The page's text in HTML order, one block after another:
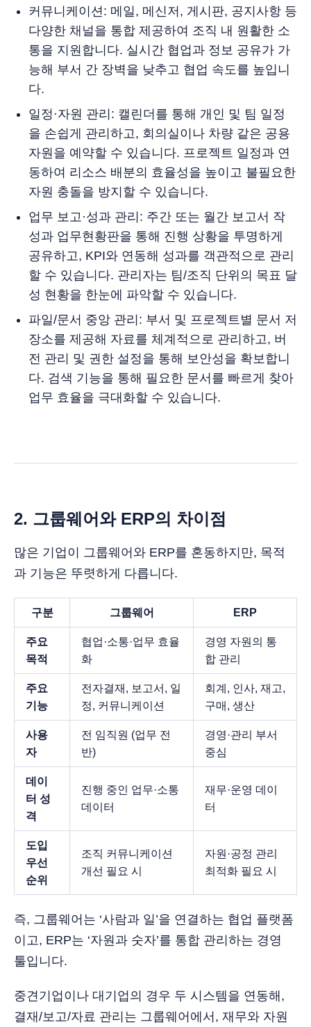
커뮤니케이션: 메일, 메신저, 게시판, 공지사항 등
다양한 채널을 통합 제공하여 조직 내 원활한 소
통을 지원합니다. 실시간 협업과 정보 공유가 가
능해 부서 간 장벽을 낮추고 협업 속도를 높입니
다.
일정·자원 관리: 캘린더를 통해 개인 및 팀 일정
을 손쉽게 관리하고, 회의실이나 차량 같은 공용
자원을 예약할 수 있습니다. 프로젝트 일정과 연
동하여 리소스 배분의 효율성을 높이고 불필요한
자원 충돌을 방지할 수 있습니다.
업무 보고·성과 관리: 주간 또는 월간 보고서 작
성과 업무현황판을 통해 진행 상황을 투명하게
공유하고, KPI와 연동해 성과를 객관적으로 관리
할 수 있습니다. 관리자는 팀/조직 단위의 목표 달
성 현황을 한눈에 파악할 수 있습니다.
파일/문서 중앙 관리: 부서 및 프로젝트별 문서 저
장소를 제공해 자료를 체계적으로 관리하고, 버
전 관리 및 권한 설정을 통해 보안성을 확보합니
다. 검색 기능을 통해 필요한 문서를 빠르게 찾아
업무 효율을 극대화할 수 있습니다.
2. 그룹웨어와 ERP의 차이점
많은 기업이 그룹웨어와 ERP를 혼동하지만, 목적
과 기능은 뚜렷하게 다릅니다.
구분 그룹웨어 ERP
주요
목적
협업·소통·업무 효율
화
경영 자원의 통
합 관리
주요
기능
전자결재, 보고서, 일
정, 커뮤니케이션
회계, 인사, 재고,
구매, 생산
사용
자
전 임직원 (업무 전
반)
경영·관리 부서
중심
데이
터 성
격
진행 중인 업무·소통
데이터
재무·운영 데이
터
도입
우선
순위
조직 커뮤니케이션
개선 필요 시
자원·공정 관리
최적화 필요 시
즉, 그룹웨어는 ‘사람과 일’을 연결하는 협업 플랫폼
이고, ERP는 ‘자원과 숫자’를 통합 관리하는 경영
툴입니다.
중견기업이나 대기업의 경우 두 시스템을 연동해,
결재/보고/자료 관리는 그룹웨어에서, 재무와 자원